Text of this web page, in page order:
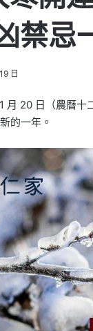
禁忌
日
月 20 日（農曆十
的一年。